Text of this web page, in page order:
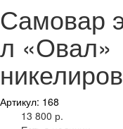
Самовар
л «Овал»
Артикул: 168
13 800 р.